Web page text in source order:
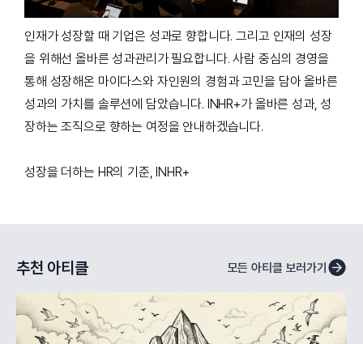
인재가 성장할 때 기업은 성과로 향합니다. 그리고 인재의 성장
을 위해선 올바른 성과관리가 필요합니다. 사람 중심의 경영을
통해 성장해온 마이다스와 자인원의 경험과 고민을 담아 올바른
성과의 가치를 솔루션에 담았습니다. INHR+가 올바른 성과, 성
장하는 조직으로 향하는 여정을 안내하겠습니다.
성장을 더하는 HR의 기준, INHR+
추천 아티클 모든 아티클 보러가기